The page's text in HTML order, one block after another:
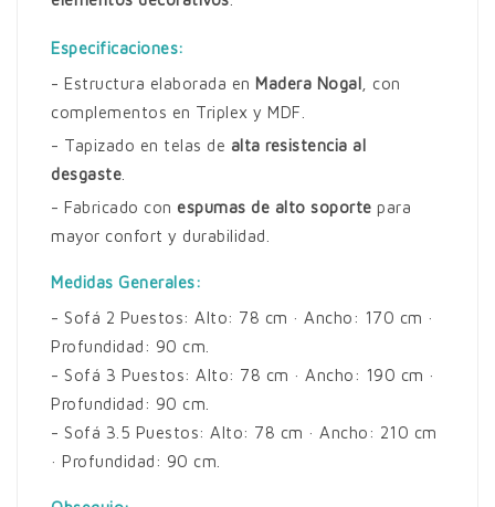
Especificaciones:
- Estructura elaborada en Madera Nogal , con
complementos en Triplex y MDF.
- Tapizado en telas de alta resistencia al
desgaste
- Fabricado con espumas de alto soporte para
mayor confort y durabilidad.
Medidas Generales:
- Sofá 2 Puestos: Alto: 78 cm · Ancho: 170 cm ·
Profundidad: 90 cm.
- Sofá 3 Puestos: Alto: 78 cm · Ancho: 190 cm ·
Profundidad: 90 cm.
- Sofá 3.5 Puestos: Alto: 78 cm · Ancho: 210 cm
· Profundidad: 90 cm.